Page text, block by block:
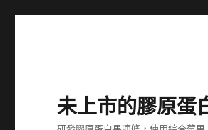
未上市的膠原蛋